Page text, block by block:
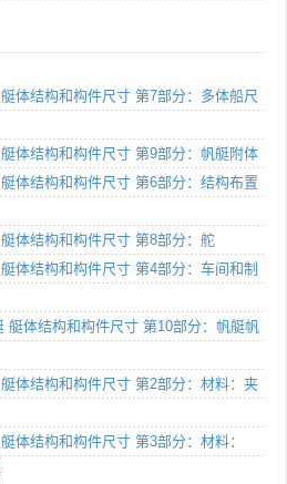
体结构和构件尺寸 第7部分：多体船尺
体结构和构件尺寸 第9部分：帆艇附体
体结构和构件尺寸 第6部分：结构布置
体结构和构件尺寸 第8部分：舵
体结构和构件尺寸 第4部分：车间和制
艇体结构和构件尺寸 第10部分：帆艇帆
体结构和构件尺寸 第2部分：材料：夹
体结构和构件尺寸 第3部分：材料：